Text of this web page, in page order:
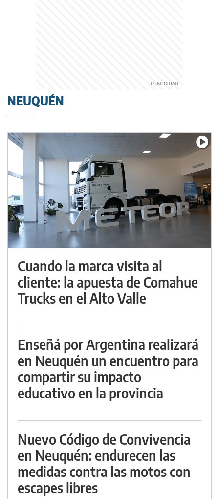
NEUQUÉN
Cuando la marca visita al
cliente: la apuesta de Comahue
Trucks en el Alto Valle
Enseñá por Argentina realizará
en Neuquén un encuentro para
compartir su impacto
educativo en la provincia
Nuevo Código de Convivencia
en Neuquén: endurecen las
medidas contra las motos con
escapes libres